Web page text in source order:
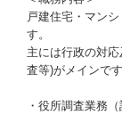
戸建住宅・マン
す。
主には行政の対
査等)がメインです
・役所調査業務